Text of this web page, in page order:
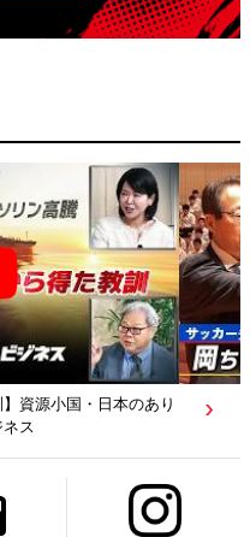
資源小国・日本のあり
ス